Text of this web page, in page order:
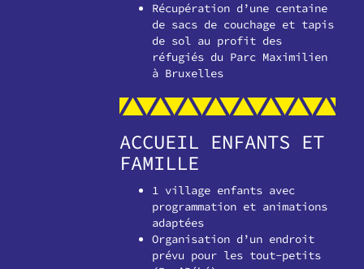
Récupération d’une centaine
de sacs de couchage et tapis
de sol au profit des
réfugiés du Parc Maximilien
à Bruxelles
ACCUEIL ENFANTS ET
FAMILLE
1 village enfants avec
programmation et animations
adaptées
Organisation d’un endroit
prévu pour les tout-petits